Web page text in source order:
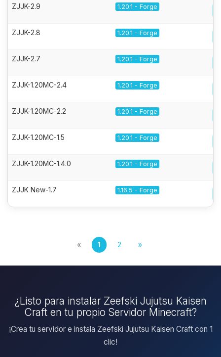
ZJJK-2.9 1.20.1 - Forge
ZJJK-2.8 1.20.1 - Forge
ZJJK-2.7 1.20.1 - Forge
ZJJK-1.20MC-2.4 1.20.1 - Forge
ZJJK-1.20MC-2.2 1.20.1 - Forge
ZJJK-1.20MC-1.5 1.20.1 - Forge
ZJJK-1.20MC-1.4.0 1.20.1 - Forge
ZJJK New-1.7 1.16.5 - Forge
« 1 2 »
¿Listo para instalar Zeefski Jujutsu Kaisen
Craft en tu propio Servidor Minecraft?
¡Crea tu servidor e instala Zeefski Jujutsu Kaisen Craft con 1
clic!